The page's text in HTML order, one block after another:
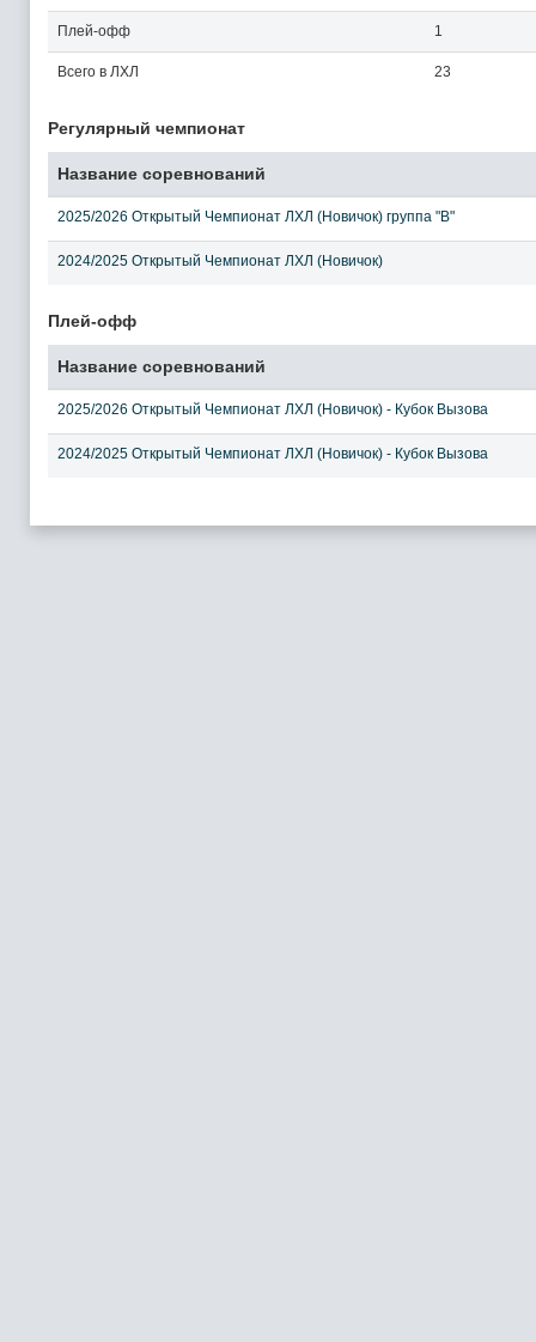
Плей-офф 1
Всего в ЛХЛ 23
Регулярный чемпионат
Название соревнований
2025/2026 Открытый Чемпионат ЛХЛ (Новичок) группа "В"
2024/2025 Открытый Чемпионат ЛХЛ (Новичок)
Плей-офф
Название соревнований
2025/2026 Открытый Чемпионат ЛХЛ (Новичок) - Кубок Вызова
2024/2025 Открытый Чемпионат ЛХЛ (Новичок) - Кубок Вызова